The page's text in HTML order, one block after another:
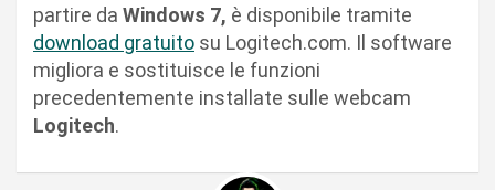
partire da Windows 7, è disponibile tramite
download gratuito su Logitech.com. Il software
migliora e sostituisce le funzioni
precedentemente installate sulle webcam
Logitech.